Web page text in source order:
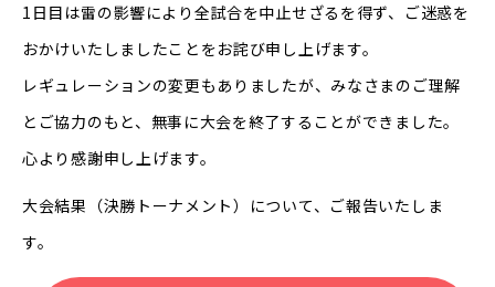
1日目は雷の影響により全試合を中止せざるを得ず、ご迷惑を
おかけいたしましたことをお詫び申し上げます。
レギュレーションの変更もありましたが、みなさまのご理解
とご協力のもと、無事に大会を終了することができました。
心より感謝申し上げます。
大会結果（決勝トーナメント）について、ご報告いたしま
す。